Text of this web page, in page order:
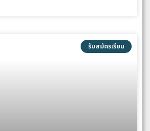
รับสมัครเรียน